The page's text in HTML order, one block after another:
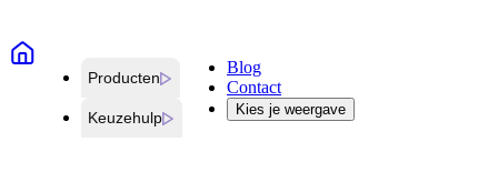
Producten
Keuzehulp
Blog
Contact
Kies je weergave